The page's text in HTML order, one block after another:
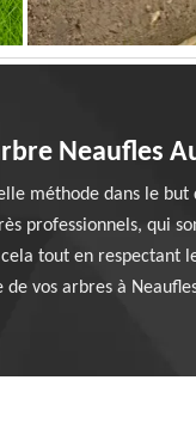
Neaufles
méthode dans le
professionnels, qui
tout en respectant
vos arbres à